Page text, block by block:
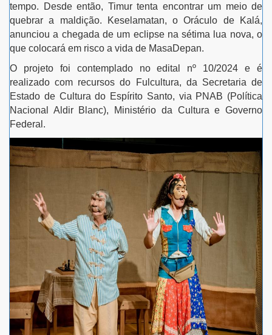
tempo. Desde então, Timur tenta encontrar um meio de
quebrar a maldição. Keselamatan, o Oráculo de Kalá,
anunciou a chegada de um eclipse na sétima lua nova, o
que colocará em risco a vida de MasaDepan.
O projeto foi contemplado no edital nº 10/2024 e é
realizado com recursos do Fulcultura, da Secretaria de
Estado de Cultura do Espírito Santo, via PNAB (Política
Nacional Aldir Blanc), Ministério da Cultura e Governo
Federal.